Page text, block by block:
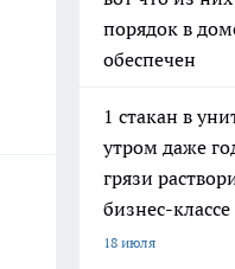
порядок в
обеспечен
1 стакан в
утром даже
грязи
бизнес-классе
18 июля